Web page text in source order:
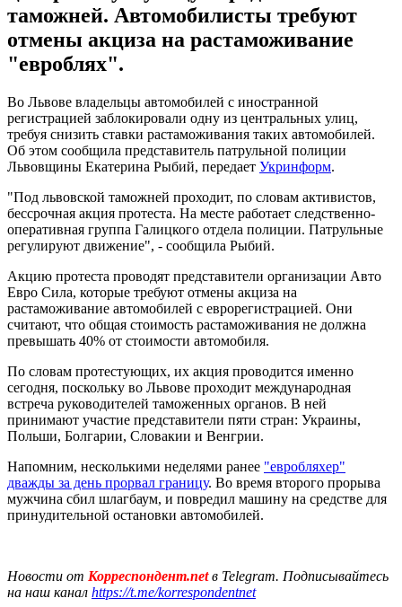
таможней. Автомобилисты требуют
отмены акциза на растаможивание
"евроблях".
Во Львове владельцы автомобилей с иностранной
регистрацией заблокировали одну из центральных улиц,
требуя снизить ставки растаможивания таких автомобилей.
Об этом сообщила представитель патрульной полиции
Львовщины Екатерина Рыбий, передает Укринформ.
"Под львовской таможней проходит, по словам активистов,
бессрочная акция протеста. На месте работает следственно-
оперативная группа Галицкого отдела полиции. Патрульные
регулируют движение", - сообщила Рыбий.
Акцию протеста проводят представители организации Авто
Евро Сила, которые требуют отмены акциза на
растаможивание автомобилей с еврорегистрацией. Они
считают, что общая стоимость растаможивания не должна
превышать 40% от стоимости автомобиля.
По словам протестующих, их акция проводится именно
сегодня, поскольку во Львове проходит международная
встреча руководителей таможенных органов. В ней
принимают участие представители пяти стран: Украины,
Польши, Болгарии, Словакии и Венгрии.
Напомним, несколькими неделями ранее "евробляхер"
дважды за день прорвал границу. Во время второго прорыва
мужчина сбил шлагбаум, и повредил машину на средстве для
принудительной остановки автомобилей.
Новости от Корреспондент.netв Telegram. Подписывайтесь
на наш канал https://t.me/korrespondentnet